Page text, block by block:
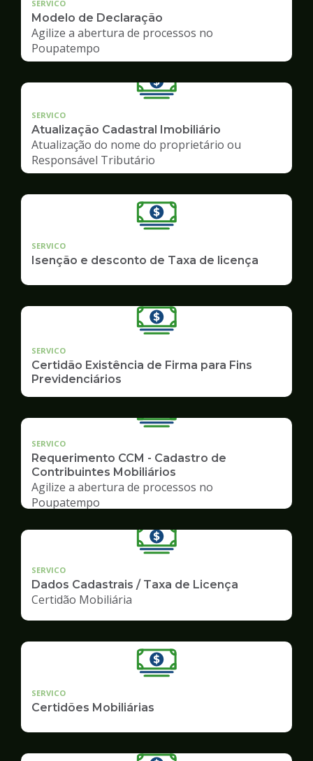
SERVICO
Modelo de Declaração
Agilize a abertura de processos no
Poupatempo
SERVICO
Atualização Cadastral Imobiliário
Atualização do nome do proprietário ou
Responsável Tributário
SERVICO
Isenção e desconto de Taxa de licença
SERVICO
Certidão Existência de Firma para Fins
Previdenciários
SERVICO
Requerimento CCM - Cadastro de
Contribuintes Mobiliários
Agilize a abertura de processos no
Poupatempo
SERVICO
Dados Cadastrais / Taxa de Licença
Certidão Mobiliária
SERVICO
Certidões Mobiliárias